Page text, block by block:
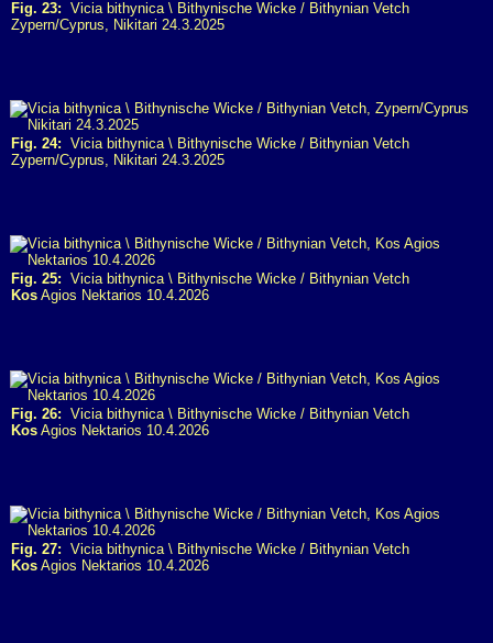
Fig. 23: Vicia bithynica \ Bithynische Wicke / Bithynian Vetch
Zypern/Cyprus, Nikitari 24.3.2025
Fig. 24: Vicia bithynica \ Bithynische Wicke / Bithynian Vetch
Zypern/Cyprus, Nikitari 24.3.2025
Fig. 25: Vicia bithynica \ Bithynische Wicke / Bithynian Vetch
Kos Agios Nektarios 10.4.2026
Fig. 26: Vicia bithynica \ Bithynische Wicke / Bithynian Vetch
Kos Agios Nektarios 10.4.2026
Fig. 27: Vicia bithynica \ Bithynische Wicke / Bithynian Vetch
Kos Agios Nektarios 10.4.2026